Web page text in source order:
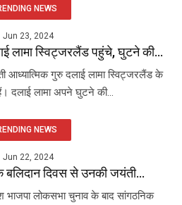
NEWS
Jun 23, 2024
लामा स्विट्जरलैंड पहुंचे, घुटने की...
आध्यात्मिक गुरु दलाई लामा स्विट्जरलैंड के
दलाई लामा अपने घुटने की...
NEWS
Jun 22, 2024
बलिदान दिवस से उनकी जयंती...
भाजपा लोकसभा चुनाव के बाद सांगठनिक